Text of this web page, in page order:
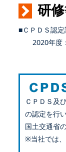
研
■ＣＰＤＳ認定
2020年度
ＣＰＤＳ及
の認定を行
国土交通省
※当社では